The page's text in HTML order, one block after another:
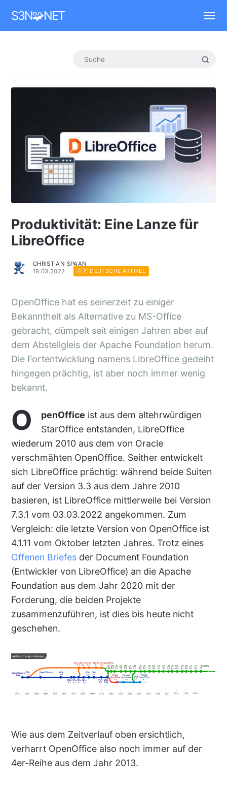
S3N🧩NET
Produktivität: Eine Lanze für
LibreOffice
CHRISTIAN SPAAN
18.03.2022
🇩🇪 DEUTSCHE ARTIKEL
OpenOffice hat es seinerzeit zu einiger
Bekanntheit als Alternative zu MS-Office
gebracht, dümpelt seit einigen Jahren aber auf
dem Abstellgleis der Apache Foundation herum.
Die Fortentwicklung namens LibreOffice gedeiht
hingegen prächtig, ist aber noch immer wenig
bekannt.
O penOffice ist aus dem altehrwürdigen
StarOffice entstanden, LibreOffice
wiederum 2010 aus dem von Oracle
verschmähten OpenOffice. Seither entwickelt
sich LibreOffice prächtig: während beide Suiten
auf der Version 3.3 aus dem Jahre 2010
basieren, ist LibreOffice mittlerweile bei Version
7.3.1 vom 03.03.2022 angekommen. Zum
Vergleich: die letzte Version von OpenOffice ist
4.1.11 vom Oktober letzten Jahres. Trotz eines
Offenen Briefesder Document Foundation
(Entwickler von LibreOffice) an die Apache
Foundation aus dem Jahr 2020 mit der
Forderung, die beiden Projekte
zusammenzuführen, ist dies bis heute nicht
geschehen.
Wie aus dem Zeitverlauf oben ersichtlich,
verharrt OpenOffice also noch immer auf der
4er-Reihe aus dem Jahr 2013.